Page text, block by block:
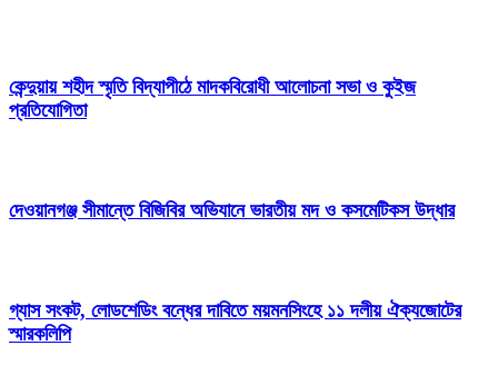
কেন্দুয়ায় শহীদ স্মৃতি বিদ্যাপীঠে মাদকবিরোধী আলোচনা সভা ও কুইজ
প্রতিযোগিতা
দেওয়ানগঞ্জ সীমান্তে বিজিবির অভিযানে ভারতীয় মদ ও কসমেটিকস উদ্ধার
গ্যাস সংকট, লোডশেডিং বন্ধের দাবিতে ময়মনসিংহে ১১ দলীয় ঐক্যজোটের
স্মারকলিপি